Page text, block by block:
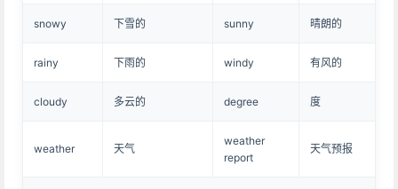
snowy 下雪的 sunny 晴朗的
rainy 下雨的 windy 有风的
cloudy 多云的 degree 度
weather 天气
weather
report
天气预报